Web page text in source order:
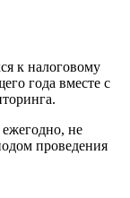
к налоговому
года вместе с
не
проведения